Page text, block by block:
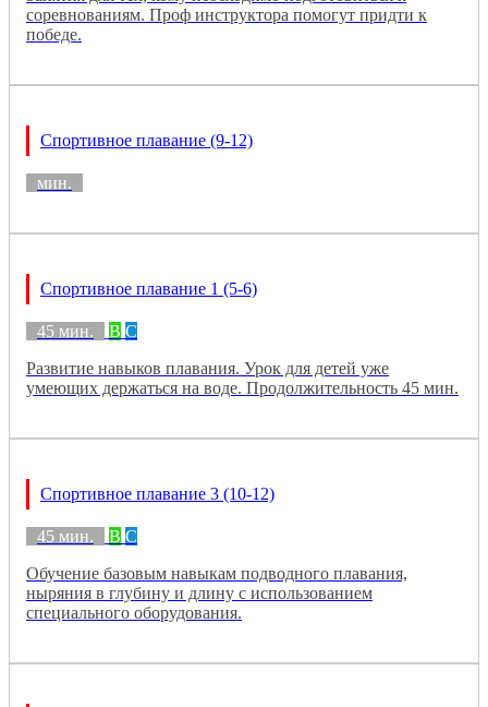
соревнованиям. Проф инструктора помогут придти к
победе.
Спортивное плавание (9-12)
мин.
Спортивное плавание 1 (5-6)
45 мин. B C
Развитие навыков плавания. Урок для детей уже
умеющих держаться на воде. Продолжительность 45 мин.
Спортивное плавание 3 (10-12)
45 мин. B C
Обучение базовым навыкам подводного плавания,
ныряния в глубину и длину с использованием
специального оборудования.